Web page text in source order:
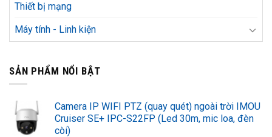
Thiết bị mạng
Máy tính - Linh kiện
SẢN PHẨM NỔI BẬT
Camera IP WIFI PTZ (quay quét) ngoài trời IMOU
Cruiser SE+ IPC-S22FP (Led 30m, mic loa, đèn
còi)